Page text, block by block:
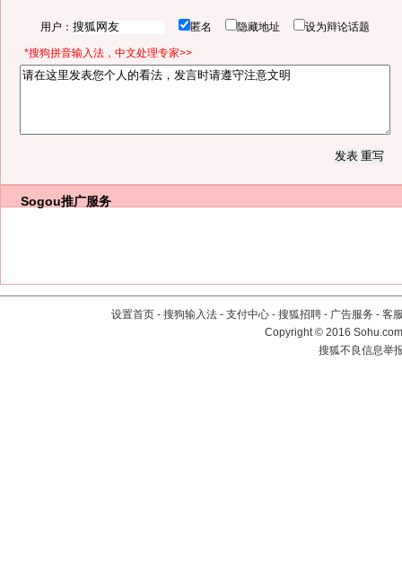
用户： 匿名 隐藏地址 设为辩论话题
*搜狗拼音输入法，中文处理专家>>
Sogou推广服务
设置首页 - 搜狗输入法 - 支付中心 - 搜狐招聘 - 广告服务 - 客
Copyright©2016
搜狐不良信息举